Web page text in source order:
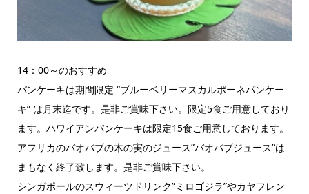
14：00～のおすすめ
パンケーキは期間限定 “ブルーベリーマスカルポーネパンケー
キ” は月末迄です。是非ご賞味下さい。限定5食ご用意しており
ます。ハワイアンパンケーキは限定15食ご用意しております。
アフリカのバオバブの木の実のジュース”バオバブジュース”は
まもなく終了致します。是非ご賞味下さい。
シンガポールのスウィーツドリンク”ミロゴジラ”やカヤフレン